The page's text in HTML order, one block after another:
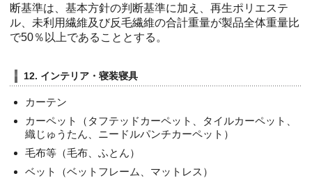
断基準は、基本方針の判断基準に加え、再生ポリエステ
ル、未利用繊維及び反毛繊維の合計重量が製品全体重量比
で50％以上であることとする。
12. インテリア・寝装寝具
カーテン
カーペット（タフテッドカーペット、タイルカーペット、
織じゅうたん、ニードルパンチカーペット）
毛布等（毛布、ふとん）
ベット（ベットフレーム、マットレス）